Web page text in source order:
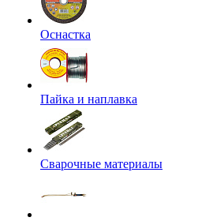
Оснастка
Пайка и наплавка
Сварочные материалы